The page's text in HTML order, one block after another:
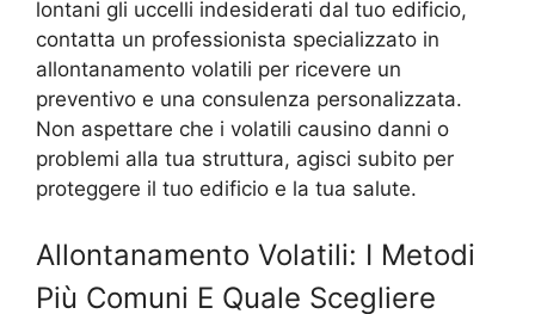
lontani gli uccelli indesiderati dal tuo edificio,
contatta un professionista specializzato in
allontanamento volatili per ricevere un
preventivo e una consulenza personalizzata.
Non aspettare che i volatili causino danni o
problemi alla tua struttura, agisci subito per
proteggere il tuo edificio e la tua salute.
Allontanamento Volatili: I Metodi
Più Comuni E Quale Scegliere